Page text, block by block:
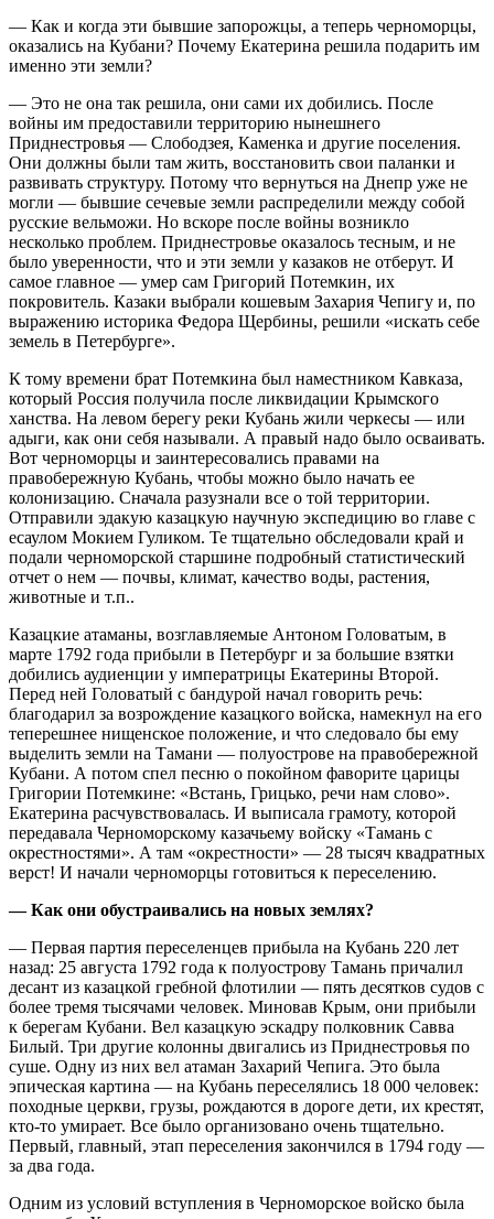
— Как и когда эти бывшие запорожцы, а теперь черноморцы,
оказались на Кубани? Почему Екатерина решила подарить им
именно эти земли?
— Это не она так решила, они сами их добились. После
войны им предоставили территорию нынешнего
Приднестровья — Слободзея, Каменка и другие поселения.
Они должны были там жить, восстановить свои паланки и
развивать структуру. Потому что вернуться на Днепр уже не
могли — бывшие сечевые земли распределили между собой
русские вельможи. Но вскоре после войны возникло
несколько проблем. Приднестровье оказалось тесным, и не
было уверенности, что и эти земли у казаков не отберут. И
самое главное — умер сам Григорий Потемкин, их
покровитель. Казаки выбрали кошевым Захария Чепигу и, по
выражению историка Федора Щербины, решили «искать себе
земель в Петербурге».
К тому времени брат Потемкина был наместником Кавказа,
который Россия получила после ликвидации Крымского
ханства. На левом берегу реки Кубань жили черкесы — или
адыги, как они себя называли. А правый надо было осваивать.
Вот черноморцы и заинтересовались правами на
правобережную Кубань, чтобы можно было начать ее
колонизацию. Сначала разузнали все о той территории.
Отправили эдакую казацкую научную экспедицию во главе с
есаулом Мокием Гуликом. Те тщательно обследовали край и
подали черноморской старшине подробный статистический
отчет о нем — почвы, климат, качество воды, растения,
животные и т.п..
Казацкие атаманы, возглавляемые Антоном Головатым, в
марте 1792 года прибыли в Петербург и за большие взятки
добились аудиенции у императрицы Екатерины Второй.
Перед ней Головатый с бандурой начал говорить речь:
благодарил за возрождение казацкого войска, намекнул на его
теперешнее нищенское положение, и что следовало бы ему
выделить земли на Тамани — полуострове на правобережной
Кубани. А потом спел песню о покойном фаворите царицы
Григории Потемкине: «Встань, Грицько, речи нам слово».
Екатерина расчувствовалась. И выписала грамоту, которой
передавала Черноморскому казачьему войску «Тамань с
окрестностями». А там «окрестности» — 28 тысяч квадратных
верст! И начали черноморцы готовиться к переселению.
— Как они обустраивались на новых землях?
— Первая партия переселенцев прибыла на Кубань 220 лет
назад: 25 августа 1792 года к полуострову Тамань причалил
десант из казацкой гребной флотилии — пять десятков судов с
более тремя тысячами человек. Миновав Крым, они прибыли
к берегам Кубани. Вел казацкую эскадру полковник Савва
Билый. Три другие колонны двигались из Приднестровья по
суше. Одну из них вел атаман Захарий Чепига. Это была
эпическая картина — на Кубань переселялись 18 000 человек:
походные церкви, грузы, рождаются в дороге дети, их крестят,
кто-то умирает. Все было организовано очень тщательно.
Первый, главный, этап переселения закончился в 1794 году —
за два года.
Одним из условий вступления в Черноморское войско была